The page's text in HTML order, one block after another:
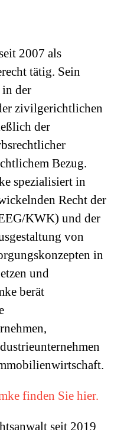
2007 als
tätig. Sein
der
zivilgerichtlichen
der
Bezug.
spezialisiert in
Recht der
KWK) und der
von
in
und
berät
finden Sie hier.
seit 2019